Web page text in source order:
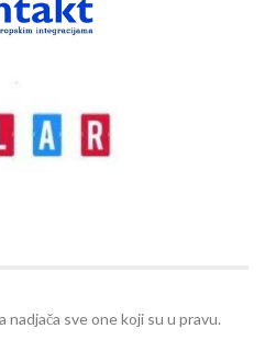
nadjača sve one koji su u pravu.